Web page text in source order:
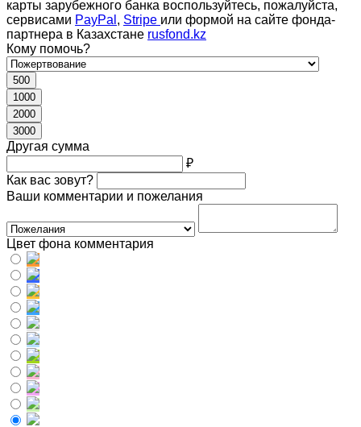
карты зарубежного банка воспользуйтесь, пожалуйста,
сервисами PayPal , Stripe или формой на сайте фонда-
партнера в Казахстане rusfond.kz
Кому помочь?
500
1000
2000
3000
Другая сумма
₽
Как вас зовут?
Ваши комментарии и пожелания
Цвет фона комментария